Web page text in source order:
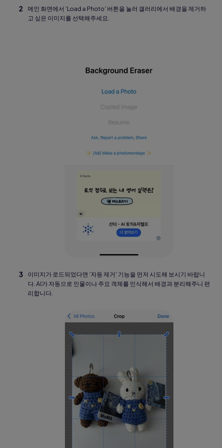
메인 화면에서 'Load a Photo' 버튼을 눌러 갤러리에서 배경을 제거하
고 싶은 이미지를 선택해주세요.
이미지가 로드되었다면 '자동 제거' 기능을 먼저 시도해 보시기 바랍니
다. AI가 자동으로 인물이나 주요 객체를 인식해서 배경과 분리해주니 편
리합니다.